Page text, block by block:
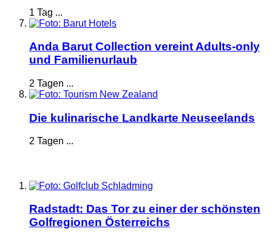
1 Tag ...
Anda Barut Collection vereint Adults-only
und Familienurlaub
2 Tagen ...
Die kulinarische Landkarte Neuseelands
2 Tagen ...
Radstadt: Das Tor zu einer der schönsten
Golfregionen Österreichs